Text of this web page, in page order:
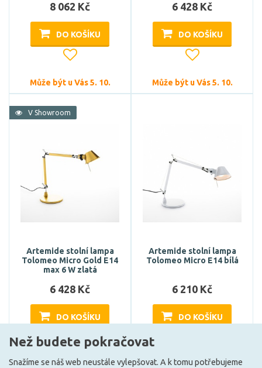
8 062 Kč
DO KOŠÍKU
Může být u Vás 5. 10.
6 428 Kč
DO KOŠÍKU
Může být u Vás 5. 10.
V Showroom
Artemide stolní lampa
Tolomeo Micro Gold E14
max 6 W zlatá
6 428 Kč
DO KOŠÍKU
Může být u Vás 5. 10.
Artemide stolní lampa
Tolomeo Micro E14 bílá
6 210 Kč
DO KOŠÍKU
Může být u Vás 5. 10.
Než budete pokračovat
Snažíme se náš web neustále vylepšovat. A k tomu potřebujeme